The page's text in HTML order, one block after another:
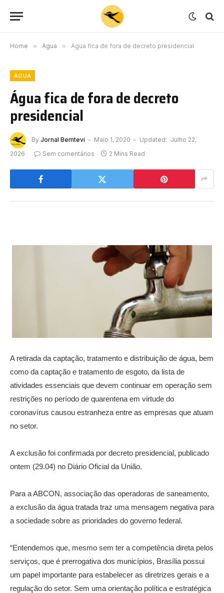
Home » Água » Água fica de fora de decreto presidencial
ÁGUA
Água fica de fora de decreto
presidencial
By Jornal Bemtevi Maio 1, 2020 Updated: Julho 22,
2026
Sem comentários 2 Mins Read
A retirada da captação, tratamento e distribuição de água, bem
como da captação e tratamento de esgoto, da lista de
atividades essenciais que devem continuar em operação sem
restrições no período de quarentena em virtude do
coronavírus causou estranheza entre as empresas que atuam
no setor.
A exclusão foi confirmada por decreto presidencial, publicado
ontem (29.04) no Diário Oficial da União.
Para a ABCON, associação das operadoras de saneamento,
a exclusão da água tratada traz uma mensagem negativa para
a sociedade sobre as prioridades do governo federal.
“Entendemos que, mesmo sem ter a competência direta pelos
serviços, que é prerrogativa dos municípios, Brasília possui
um papel importante para estabelecer as diretrizes gerais e a
regulação do setor. Sem uma orientação política e estratégica